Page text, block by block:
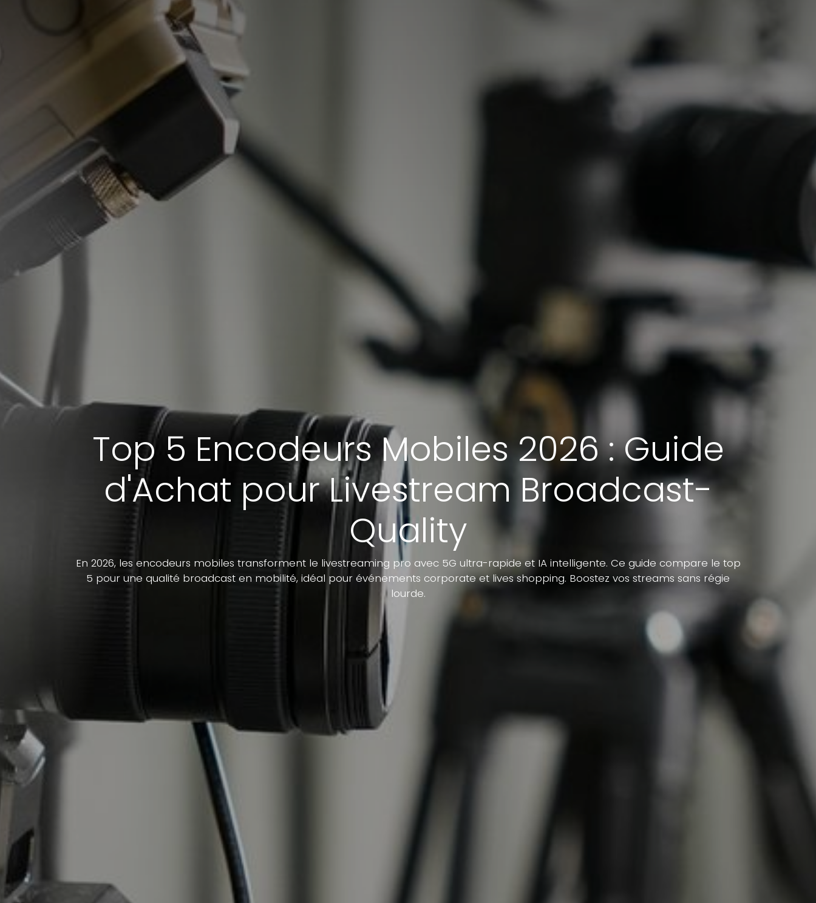
Top 5 Encodeurs Mobiles 2026 : Guide
d'Achat pour Livestream Broadcast-
Quality
En 2026, les encodeurs mobiles transforment le livestreaming pro avec 5G ultra-rapide et IA intelligente. Ce guide compare le top
5 pour une qualité broadcast en mobilité, idéal pour événements corporate et lives shopping. Boostez vos streams sans régie
lourde.